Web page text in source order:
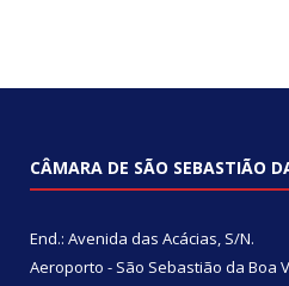
CÂMARA DE SÃO SEBASTIÃO
End.: Avenida das Acácias, S/N.
Aeroporto - São Sebastião da Boa